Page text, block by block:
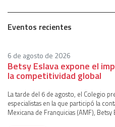
Eventos recientes
6 de agosto de 2026
Betsy Eslava expone el
la competitividad global
La tarde del 6 de agosto, el Colegio
especialistas en la que participó la
Mexicana de Franquicias (AMF),